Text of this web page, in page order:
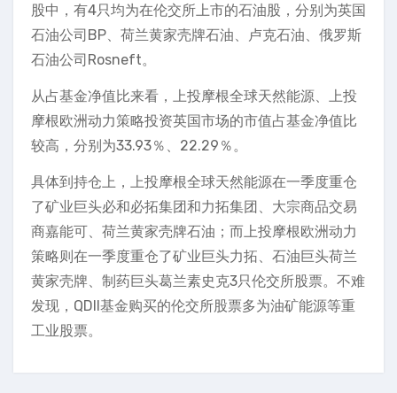
股中，有4只均为在伦交所上市的石油股，分别为英国
石油公司BP、荷兰黄家壳牌石油、卢克石油、俄罗斯
石油公司Rosneft。
从占基金净值比来看，上投摩根全球天然能源、上投
摩根欧洲动力策略投资英国市场的市值占基金净值比
较高，分别为33.93％、22.29％。
具体到持仓上，上投摩根全球天然能源在一季度重仓
了矿业巨头必和必拓集团和力拓集团、大宗商品交易
商嘉能可、荷兰黄家壳牌石油；而上投摩根欧洲动力
策略则在一季度重仓了矿业巨头力拓、石油巨头荷兰
黄家壳牌、制药巨头葛兰素史克3只伦交所股票。不难
发现，QDII基金购买的伦交所股票多为油矿能源等重
工业股票。